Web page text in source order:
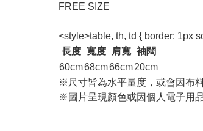
FREE SIZE
<style>table, th, td { border: 1px
長度 寬度 肩寬 袖闊
60cm68cm66cm20cm
※尺寸皆為水平量度，或會因布
※圖片呈現顏色或因個人電子用